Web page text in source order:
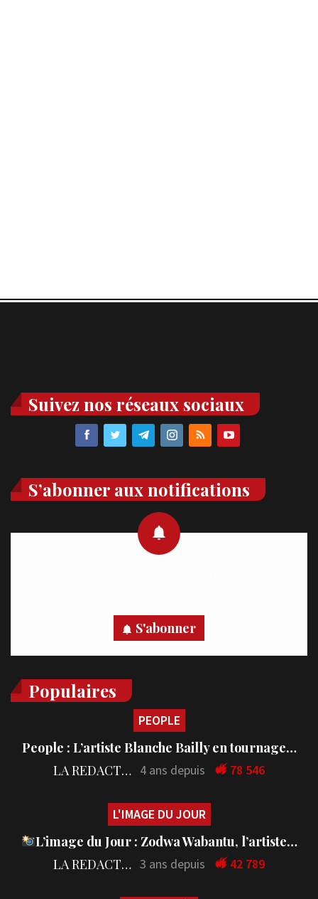
Suivez nos réseaux sociaux
S’abonner aux notifications
S'abonner
Populaires
PEOPLE
People : L’artiste Blanche Bailly en tournage…
LA REDACTION 4 ans depuis 78 546
L'IMAGE DU JOUR
L’image du Jour : Zodwa Wabantu, l’artiste…
LA REDACTION 3 ans depuis 42 789